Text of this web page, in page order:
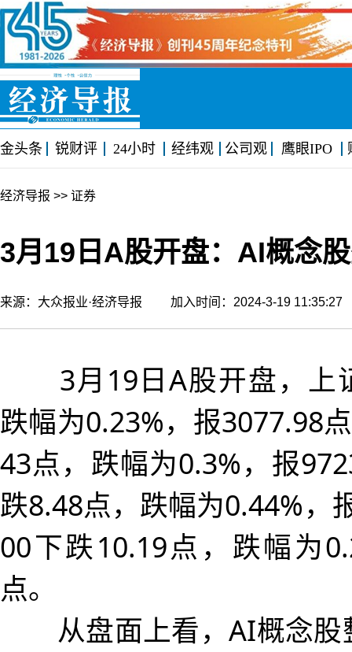
金头条 锐财评 24小时 经纬观 公司观 鹰眼IPO
经济导报 >> 证券
3月19日A股开盘：AI概念
来源：大众报业·经济导报 加入时间：2024-3-19
3月19日A股开盘，上
跌幅为0.23%，报3077.98
43点，跌幅为0.3%，报
跌8.48点，跌幅为0.44%，
00下跌10.19点，跌幅为
点。
从盘面上看，AI概念股